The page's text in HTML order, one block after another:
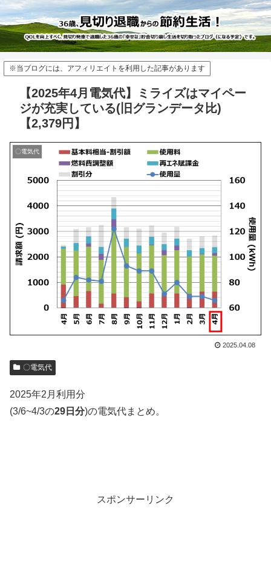
※当ブログには、アフィリエイトを利用した記事があります
【2025年4月電気代】ミライズはマイペー
ジが充実している(旧グランデータ比)
【2,379円】
〇電気代
2025.04.08
〇電気代
2025年2月利用分
(3/6~4/3の29日分)の電気代まとめ。
スポンサーリンク